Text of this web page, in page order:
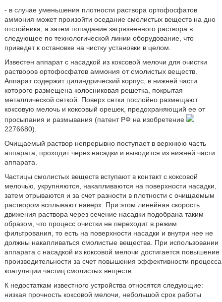
- в случае уменьшения плотности раствора ортофосфатов
аммония может произойти оседание смолистых веществ на дно
отстойника, а затем попадание загрязненного раствора в
следующее по технологической линии оборудование, что
приведет к остановке на чистку установки в целом.
Известен аппарат с насадкой из коксовой мелочи для очистки
растворов ортофосфатов аммония от смолистых веществ.
Аппарат содержит цилиндрический корпус, в нижней части
которого размещена колосниковая решетка, покрытая
металлической сеткой. Поверх сетки послойно размещают
коксовую мелочь и коксовый орешек, предохраняющий ее от
просыпания и размывания (патент РФ на изобретение
2276680).
Очищаемый раствор непрерывно поступает в верхнюю часть
аппарата, проходит через насадки и выводится из нижней части
аппарата.
Частицы смолистых веществ вступают в контакт с коксовой
мелочью, укрупняются, накапливаются на поверхности насадки,
затем отрываются и за счет разности в плотности с очищаемым
раствором всплывают наверх. При этом линейная скорость
движения раствора через сечение насадки подобрана таким
образом, что процесс очистки не переходит в режим
фильтрования, то есть на поверхности насадки и внутри нее не
должны накапливаться смолистые вещества. При использовании
аппарата с насадкой из коксовой мелочи достигается повышение
производительности за счет повышения эффективности процесса
коагуляции частиц смолистых веществ.
К недостаткам известного устройства относятся следующие:
низкая прочность коксовой мелочи, небольшой срок работы